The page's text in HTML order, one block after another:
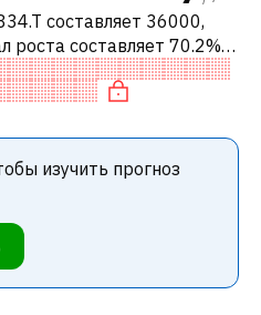
составляет 36000,
роста составляет 70.2%.
«ПОКУПАТЬ»
ил
изучить прогноз